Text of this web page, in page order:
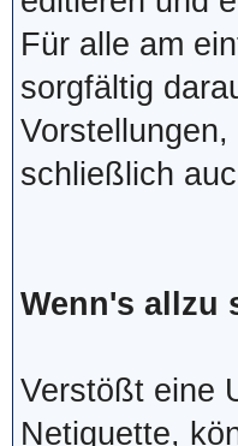
Für alle am
sorgfältig
schließlich
Wenn's allzu
Verstößt eine
Netiquette,